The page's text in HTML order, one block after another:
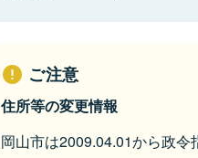
ご注意
住所等の変更情報
岡山市は2009.04.01から政令